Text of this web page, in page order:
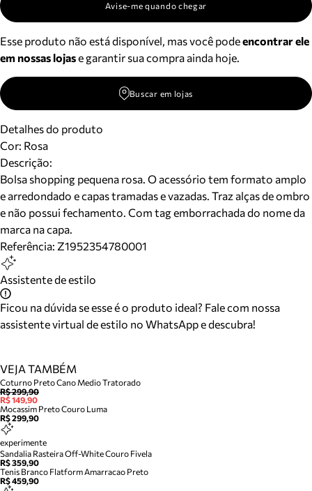
Avise-me quando chegar
Esse produto não está disponível, mas você podeencontrar ele
em nossas lojase garantir sua compra ainda hoje.
Buscar em lojas
Detalhes do produto
Cor: Rosa
Descrição:
Bolsa shopping pequena rosa. O acessório tem formato amplo
e arredondado e capas tramadas e vazadas. Traz alças de ombro
e não possui fechamento. Com tag emborrachada do nome da
marca na capa.
Referência: Z1952354780001
Assistente de estilo
Ficou na dúvida se esse é o produto ideal? Fale com nossa
assistente virtual de estilo no WhatsApp e descubra!
VEJA TAMBÉM
Coturno Preto Cano Medio Tratorado
R$ 299,90
R$ 149,90
Mocassim Preto Couro Luma
R$ 299,90
experimente
Sandalia Rasteira Off-White Couro Fivela
R$ 359,90
Tenis Branco Flatform Amarracao Preto
R$ 459,90